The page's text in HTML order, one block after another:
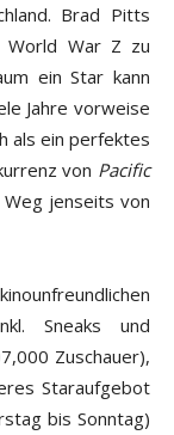
Brad Pitts
World War Z zu
ein Star kann
Jahre vorweise
als ein perfektes
von Pacific
jenseits von
Sneaks und
Zuschauer),
Staraufgebot
bis Sonntag)